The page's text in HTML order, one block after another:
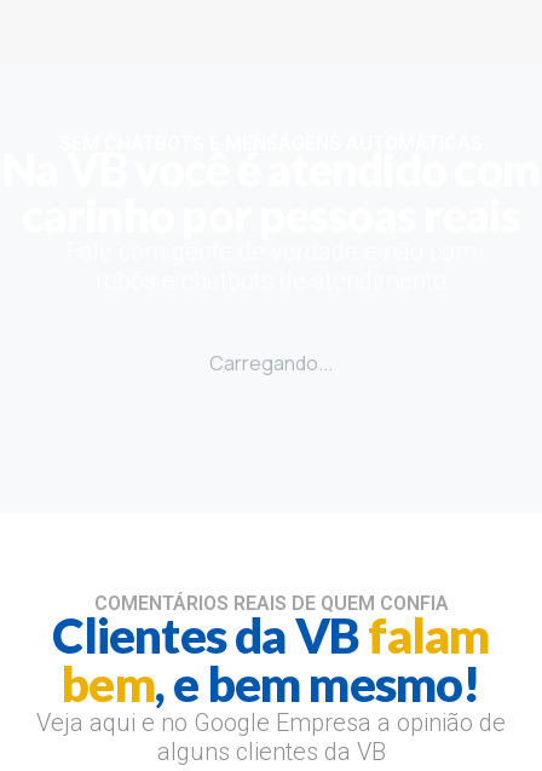
Carregando...
COMENTÁRIOS REAIS DE QUEM CONFIA
Clientes da VBfalam
bem, e bem mesmo!
Veja aqui e no Google Empresa a opinião de
alguns clientes da VB